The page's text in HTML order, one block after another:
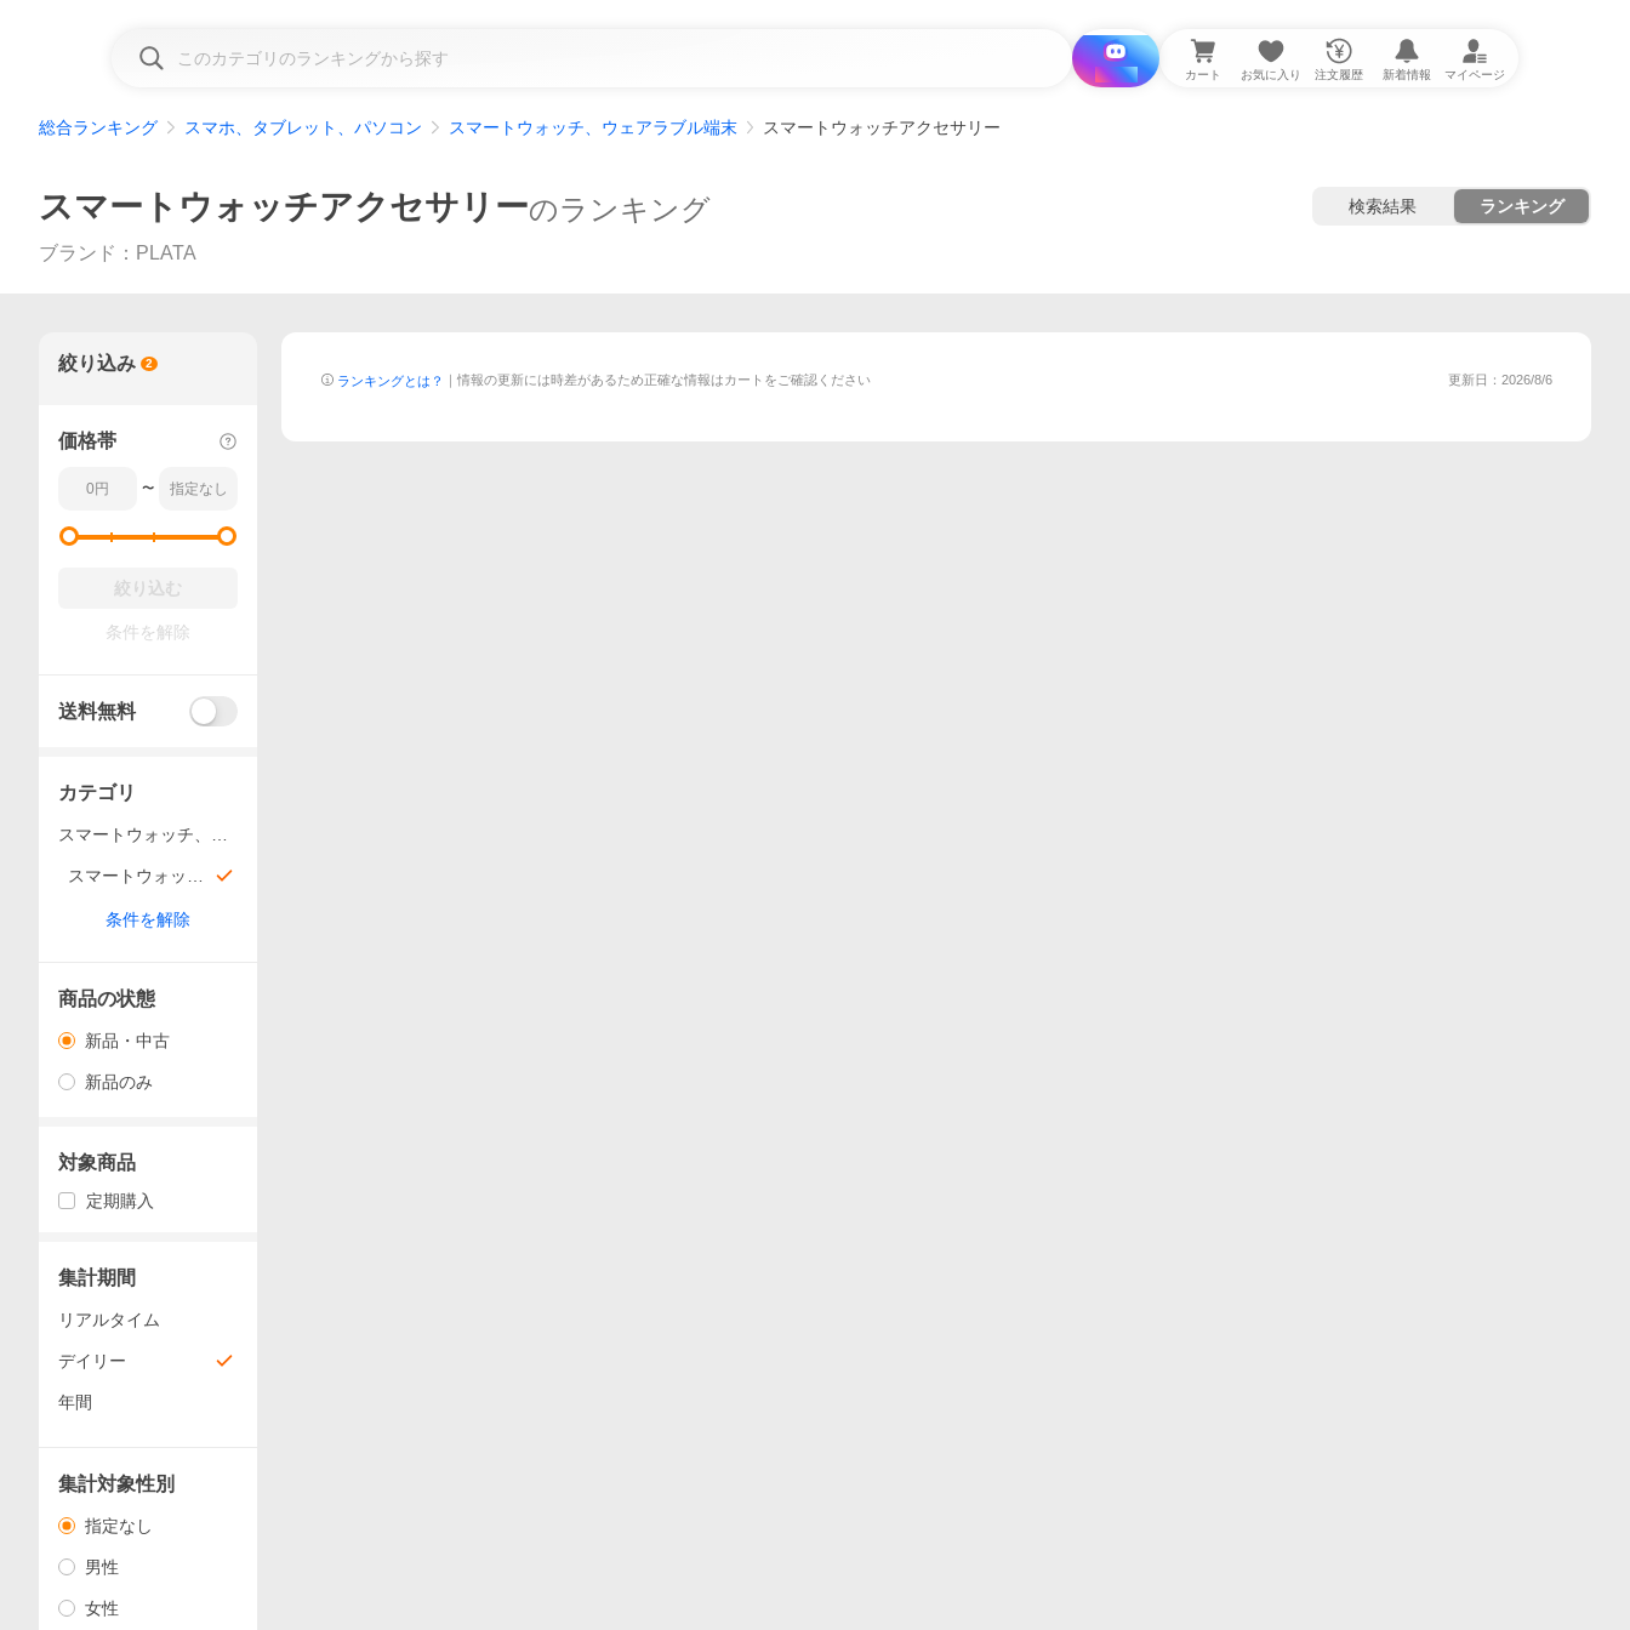
i と探す カート お気に入り 注文履歴 新着情報 マイページ
総合ランキング スマホ、タブレット、パソコン スマートウォッチ、ウェアラブル端末 スマートウォッチアクセサリー
スマートウォッチアクセサリーのランキング
ブランド：PLATA
検索結果 ランキング
ランキングとは？ ｜ 情報の更新には時差があるため正確な情報はカートをご確認ください 更新日：2026/8/6
絞り込み 2
価格帯
〜
絞り込む
条件を解除
送料無料
カテゴリ
スマートウォッチ、ウ
スマートウォッチ
条件を解除
商品の状態
新品・中古
新品のみ
対象商品
定期購入
集計期間
リアルタイム
デイリー
年間
集計対象性別
指定なし
男性
女性